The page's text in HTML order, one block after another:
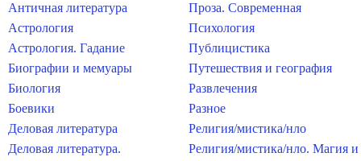
Античная литература
Астрология
Астрология. Гадание
Биографии и мемуары
Биология
Боевики
Деловая литература
Деловая литература.
Проза. Современная
Психология
Публицистика
Путешествия и география
Развлечения
Разное
Религия/мистика/нло
Религия/мистика/нло. Магия и